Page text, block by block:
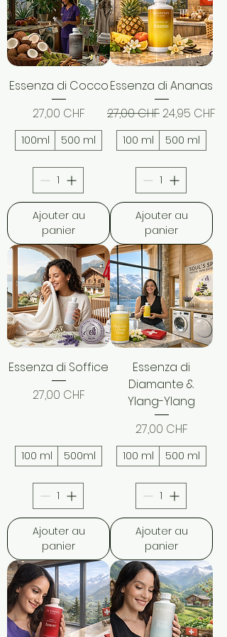
Essenza di Cocco
Prix
27,00 CHF
100ml 500 ml
Ajouter au
panier
Essenza di Ananas
Prix original
27,00 CHFPrix
24,95 CHF
100 ml 500 ml
Ajouter au
panier
Essenza di Soffice
Prix
27,00 CHF
100 ml 500ml
Ajouter au
panier
Essenza di
Diamante &
Ylang-Ylang
Prix
27,00 CHF
100 ml 500 ml
Ajouter au
panier